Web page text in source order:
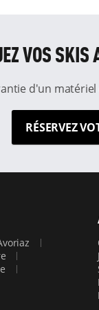
VOS SKIS
d'un
RÉSERVEZ